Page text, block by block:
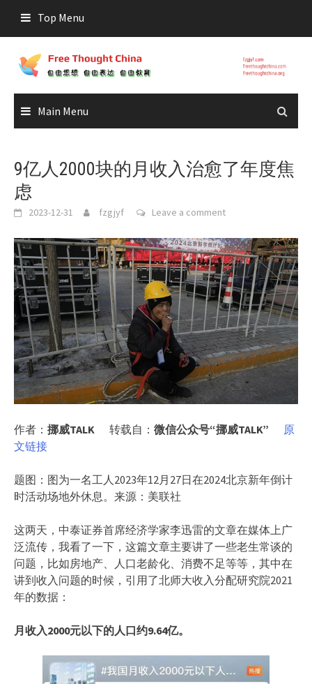
content
Top Menu
Main Menu
9亿人2000块的月收入治愈了年度焦
虑
2023-12-31 fzgjyf Leave a comment
作者： 挪威TALK 转载自： 微信公众号“挪威TALK”
原
文链接
题图：图为一名工人2023年12月27日在2024北京新年倒计
时活动场地外休息。来源：美联社
这两天，中泰证券首席经济学家李迅雷的文章在媒体上广
泛流传，我看了一下，这篇文章主要讲了一些老生常谈的
问题，比如房地产、人口老龄化、消费不足等等，其中在
讲到收入问题的时候，引用了北师大收入分配研究院2021
年的数据：
月收入2000元以下的人口约9.64亿。